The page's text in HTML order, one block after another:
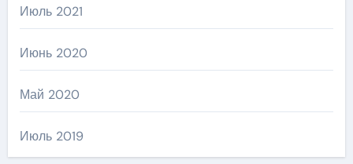
Июль 2021
Июнь 2020
Май 2020
Июль 2019